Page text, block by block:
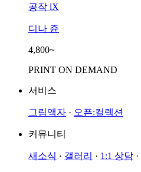
공작 lX
디나 쥰
4,800~
PRINT ON DEMAND
서비스
그림액자 · 오픈:컬렉션
커뮤니티
새소식 · 갤러리 · 1:1 상담 ·